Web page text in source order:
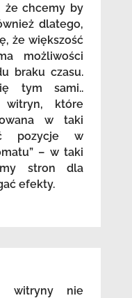
że chcemy by
dlatego,
że większość
możliwości
braku czasu.
tym sami..
witryn, które
w taki
pozycje w
– w taki
stron dla
efekty.
witryny nie